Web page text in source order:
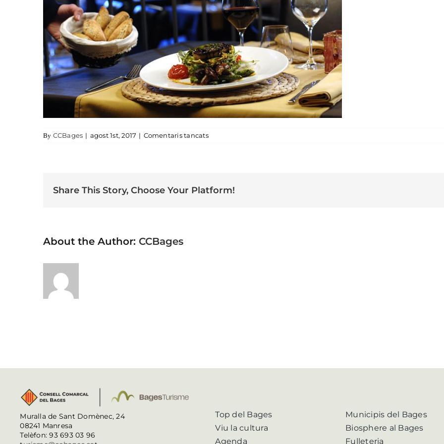
By CCBages | agost 1st, 2017 | Comentaris tancatsa lapremsa
Share This Story, Choose Your Platform!
About the Author: CCBages
Muralla de Sant Domènec, 24
08241 Manresa
Telèfon: 93 693 03 96
Top del Bages
Viu la cultura
Agenda
Municipis del Bages
Biosphere al Bages
Fulleteria